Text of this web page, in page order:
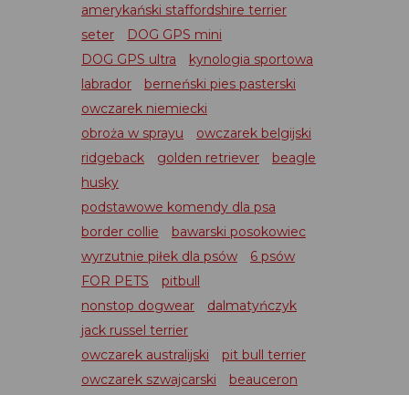
amerykański staffordshire terrier
seter
DOG GPS mini
DOG GPS ultra
kynologia sportowa
labrador
berneński pies pasterski
owczarek niemiecki
obroża w sprayu
owczarek belgijski
ridgeback
golden retriever
beagle
husky
podstawowe komendy dla psa
border collie
bawarski posokowiec
wyrzutnie piłek dla psów
6 psów
FOR PETS
pitbull
nonstop dogwear
dalmatyńczyk
jack russel terrier
owczarek australijski
pit bull terrier
owczarek szwajcarski
beauceron